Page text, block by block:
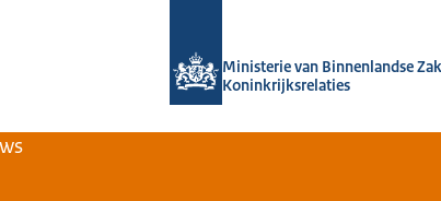
Ministerie van Binnenlandse
Koninkrijksrelaties